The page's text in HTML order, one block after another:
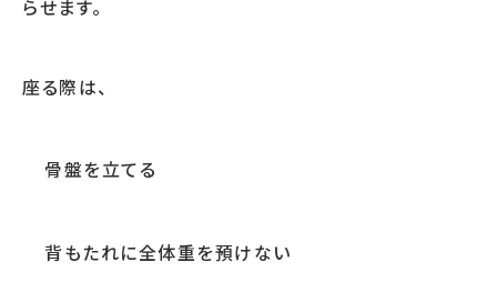
らせます。
座る際は、
骨盤を立てる
背もたれに全体重を預けない